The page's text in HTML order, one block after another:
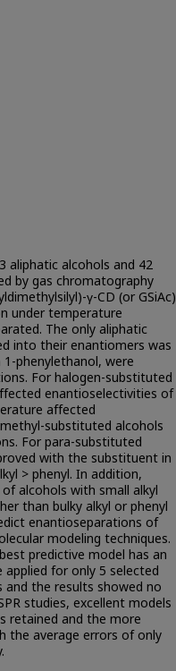
aliphatic alcohols and 42
by gas chromatography
γ-CD (or GSiAc)
under temperature
The only aliphatic
into their enantiomers was
phenylethanol, were
For halogen-substituted
enantioselectivities of
affected
substituted alcohols
For para-substituted
with the substituent in
> phenyl. In addition,
alcohols with small alkyl
than bulky alkyl or phenyl
enantioseparations of
modeling techniques.
predictive model has an
for only 5 selected
the results showed no
studies, excellent models
retained and the more
the average errors of only